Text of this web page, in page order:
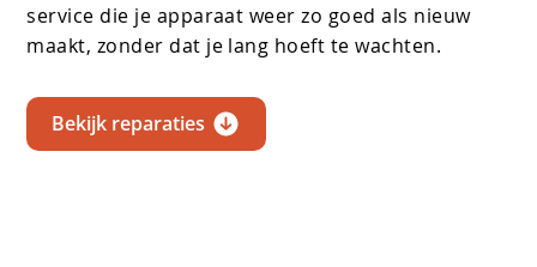
service die je apparaat weer zo goed als nieuw
maakt, zonder dat je lang hoeft te wachten.
Bekijk reparaties